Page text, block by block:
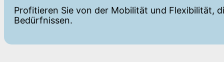
Profitieren Sie von der Mobilität und Flexibilität,
Bedürfnissen.